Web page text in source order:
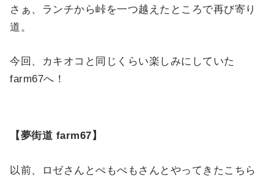
さぁ、ランチから峠を一つ越えたところで再び寄り
道。
今回、カキオコと同じくらい楽しみにしていた
farm67へ！
【夢街道 farm67】
以前、ロゼさんとぺもぺもさんとやってきたこちら